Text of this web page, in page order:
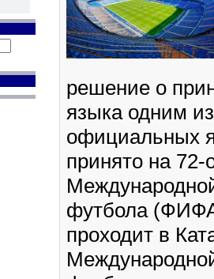
решение о
языка одним
официальных
принято на 72-
футбола
проходит в